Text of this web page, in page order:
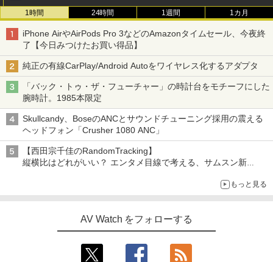
1時間 24時間 1週間 1カ月
iPhone AirやAirPods Pro 3などのAmazonタイムセール、今夜終
了【今日みつけたお買い得品】
純正の有線CarPlay/Android Autoをワイヤレス化するアダプタ
「バック・トゥ・ザ・フューチャー」の時計台をモチーフにした
腕時計。1985本限定
Skullcandy、BoseのANCとサウンドチューニング採用の震える
ヘッドフォン「Crusher 1080 ANC」
【西田宗千佳のRandomTracking】
縦横比はどれがいい？ エンタメ目線で考える、サムスン新
もっと見る
AV Watch をフォローする